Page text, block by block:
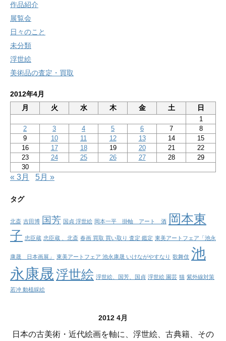
作品紹介
展覧会
日々のこと
未分類
浮世絵
美術品の査定・買取
2012年4月
月
火 水 木 金 土 日
1
2
3 4 5 6 7
8
9
10 11 12 13 14
15
16
17 18 19 20 21
22
23
24 25 26 27 28
29
30
« 3月 5月 »
タグ
北斎 吉田博 国芳 国貞 浮世絵 岡本一平 掛軸 アート 酒
岡本東
子 忠臣蔵 忠臣蔵 、北斎 春画 買取 買い取り 査定 鑑定 東美アートフェア「池永
康晟 日本画展」 東美アートフェア 池永康晟 いけながやすなり 歌舞伎 池
永康晟浮世絵 浮世絵、国芳、国貞 浮世絵 園芸 猫 紫外線対策
若冲 動植綵絵
2012 4月
日本の古美術・近代絵画を軸に、浮世絵、古典籍、その